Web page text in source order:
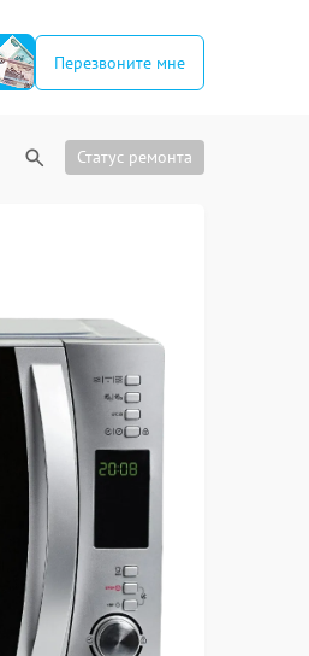
Перезвоните мне
Статус ремонта